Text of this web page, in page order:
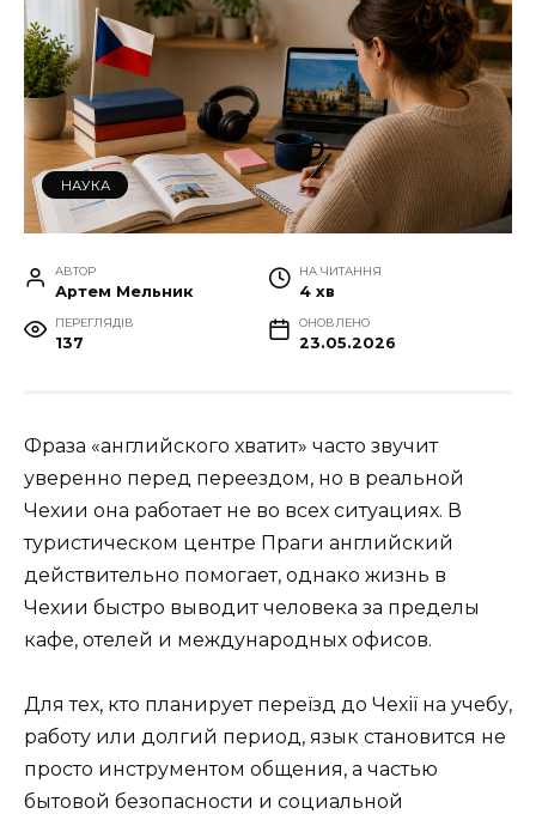
НАУКА
АВТОР
Артем Мельник
НА ЧИТАННЯ
4 хв
ПЕРЕГЛЯДІВ
137
ОНОВЛЕНО
23.05.2026
Фраза «английского хватит» часто звучит
уверенно перед переездом, но в реальной
Чехии она работает не во всех ситуациях. В
туристическом центре Праги английский
действительно помогает, однако жизнь в
Чехии быстро выводит человека за пределы
кафе, отелей и международных офисов.
Для тех, кто планирует переїзд до Чехії на учебу,
работу или долгий период, язык становится не
просто инструментом общения, а частью
бытовой безопасности и социальной